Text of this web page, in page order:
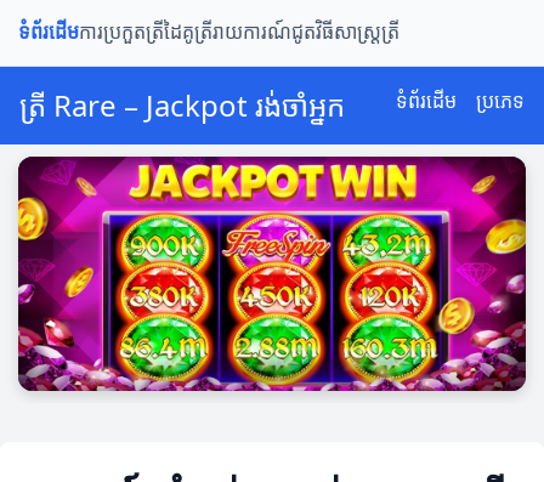
ទំព័រដើមការប្រកួតត្រីដៃគូត្រីរាយការណ៍ជូតវិធីសាស្ត្រត្រី
ត្រី Rare – Jackpot រង់ចាំអ្នក ទំព័រដើម ប្រភេទ